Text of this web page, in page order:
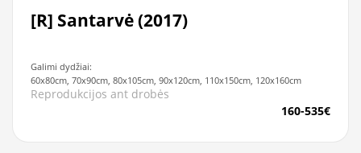
[R] Santarvė (2017)
Galimi dydžiai:
60x80cm, 70x90cm, 80x105cm, 90x120cm, 110x150cm, 120x160cm
Reprodukcijos ant drobės
160-535€